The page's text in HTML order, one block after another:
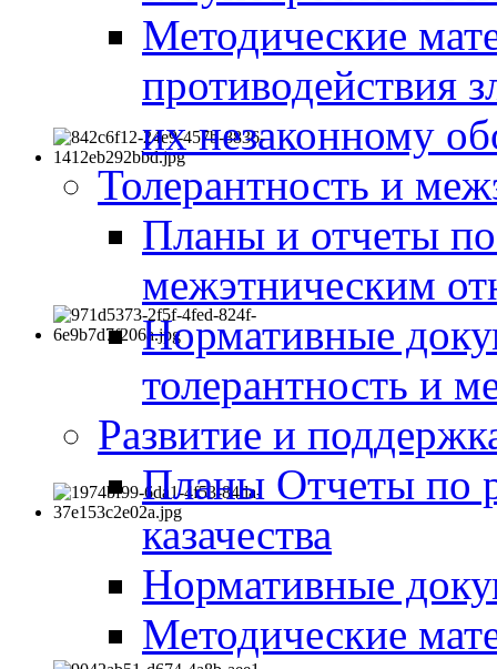
Методические
противодействия
их незаконному
Толерантность и
Планы и отчеты
межэтническим
Нормативные
толерантность и
Развитие и
Планы Отчеты по
казачества
Нормативные
Методические